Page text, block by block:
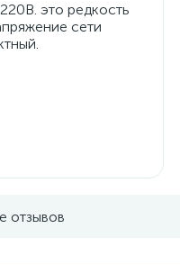
это редкость
сети
отзывов